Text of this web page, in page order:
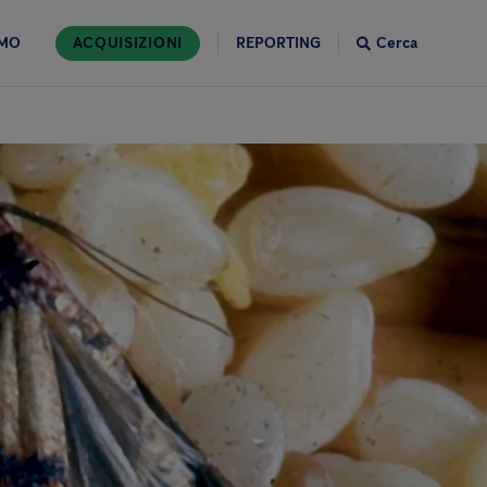
ACQUISIZIONI REPORTING Cerca